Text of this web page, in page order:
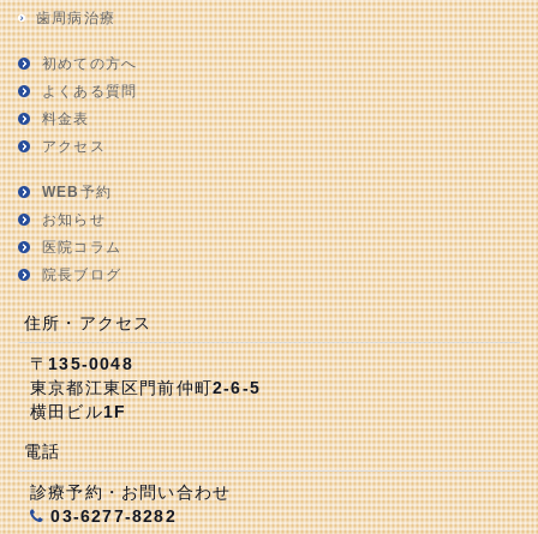
歯周病治療
初めての方へ
よくある質問
料金表
アクセス
WEB予約
お知らせ
医院コラム
院長ブログ
住所・アクセス
〒135-0048
東京都江東区門前仲町2-6-5
横田ビル1F
電話
診療予約・お問い合わせ
03-6277-8282